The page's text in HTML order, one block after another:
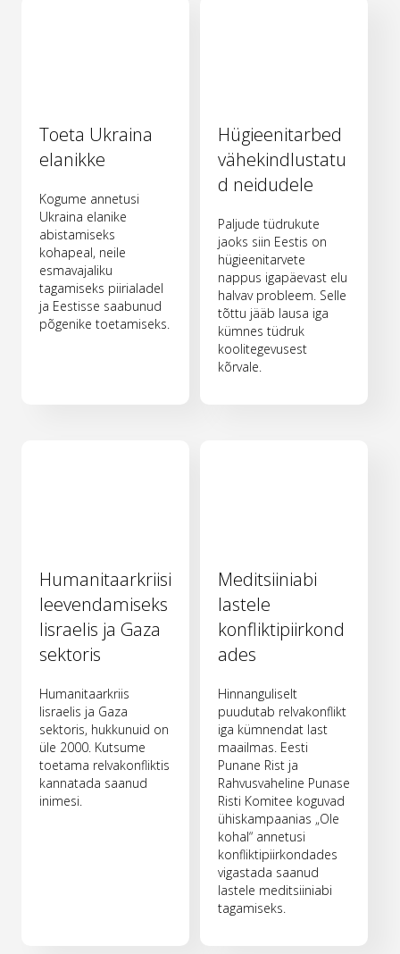
Toeta Ukraina
elanikke
Kogume annetusi
Ukraina elanike
abistamiseks
kohapeal, neile
esmavajaliku
tagamiseks piirialadel
ja Eestisse saabunud
põgenike toetamiseks.
Hügieenitarbed
vähekindlustatu
d neidudele
Paljude tüdrukute
jaoks siin Eestis on
hügieenitarvete
nappus igapäevast elu
halvav probleem. Selle
tõttu jääb lausa iga
kümnes tüdruk
koolitegevusest
kõrvale.
Humanitaarkriisi
leevendamiseks
Iisraelis ja Gaza
sektoris
Humanitaarkriis
Iisraelis ja Gaza
sektoris, hukkunuid on
üle 2000. Kutsume
toetama relvakonfliktis
kannatada saanud
inimesi.
Meditsiiniabi
lastele
konfliktipiirkond
ades
Hinnanguliselt
puudutab relvakonflikt
iga kümnendat last
maailmas. Eesti
Punane Rist ja
Rahvusvaheline Punase
Risti Komitee koguvad
ühiskampaanias „Ole
kohal“ annetusi
konfliktipiirkondades
vigastada saanud
lastele meditsiiniabi
tagamiseks.